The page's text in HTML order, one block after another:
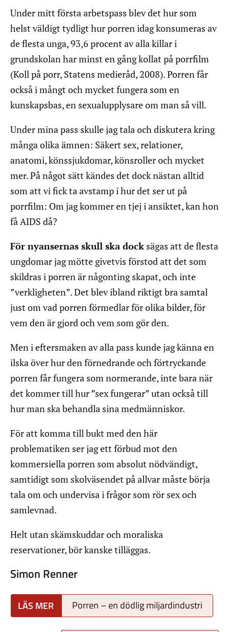
Under mitt första arbetspass blev det hur som
helst väldigt tydligt hur porren idag konsumeras av
de flesta unga, 93,6 procent av alla killar i
grundskolan har minst en gång kollat på porrfilm
(Koll på porr, Statens medieråd, 2008). Porren får
också i mångt och mycket fungera som en
kunskapsbas, en sexualupplysare om man så vill.
Under mina pass skulle jag tala och diskutera kring
många olika ämnen: Säkert sex, relationer,
anatomi, könssjukdomar, könsroller och mycket
mer. På något sätt kändes det dock nästan alltid
som att vi fick ta avstamp i hur det ser ut på
porrfilm: Om jag kommer en tjej i ansiktet, kan hon
få AIDS då?
För nyansernas skull ska dock sägas att de flesta
ungdomar jag mötte givetvis förstod att det som
skildras i porren är någonting skapat, och inte
”verkligheten”. Det blev ibland riktigt bra samtal
just om vad porren förmedlar för olika bilder, för
vem den är gjord och vem som gör den.
Men i eftersmaken av alla pass kunde jag känna en
ilska över hur den förnedrande och förtryckande
porren får fungera som normerande, inte bara när
det kommer till hur ”sex fungerar” utan också till
hur man ska behandla sina medmänniskor.
För att komma till bukt med den här
problematiken ser jag ett förbud mot den
kommersiella porren som absolut nödvändigt,
samtidigt som skolväsendet på allvar måste börja
tala om och undervisa i frågor som rör sex och
samlevnad.
Helt utan skämskuddar och moraliska
reservationer, bör kanske tilläggas.
Simon Renner
Porren – en dödlig miljardindustri